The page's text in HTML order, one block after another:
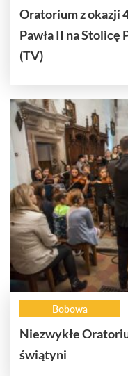
Oratorium z okazji
Pawła II na Stolicę
(TV)
Bobowa
Niezwykłe
świątyni